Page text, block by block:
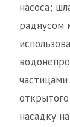
насоса;
радиусом
насадку